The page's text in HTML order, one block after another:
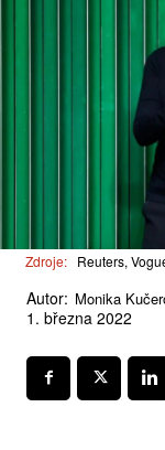
Zdroje: Reuters,
Autor: Monika
1. března 2022